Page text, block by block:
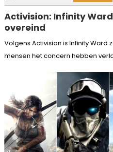
Activision: Infinity
overeind
Volgens Activision is Infinity Ward
mensen het concern hebben